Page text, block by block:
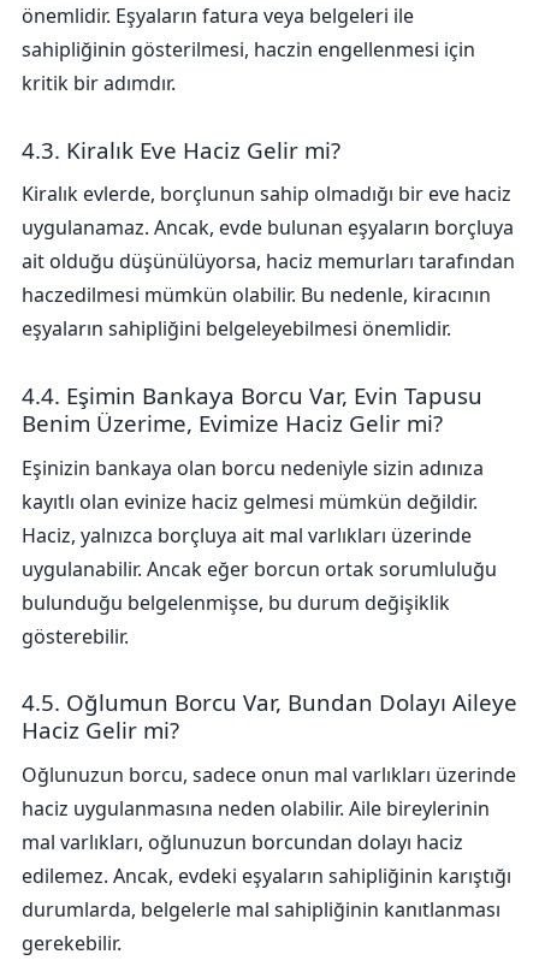
önemlidir. Eşyaların fatura veya belgeleri ile
sahipliğinin gösterilmesi, haczin engellenmesi için
kritik bir adımdır.
4.3. Kiralık Eve Haciz Gelir mi?
Kiralık evlerde, borçlunun sahip olmadığı bir eve haciz
uygulanamaz. Ancak, evde bulunan eşyaların borçluya
ait olduğu düşünülüyorsa, haciz memurları tarafından
haczedilmesi mümkün olabilir. Bu nedenle, kiracının
eşyaların sahipliğini belgeleyebilmesi önemlidir.
4.4. Eşimin Bankaya Borcu Var, Evin Tapusu
Benim Üzerime, Evimize Haciz Gelir mi?
Eşinizin bankaya olan borcu nedeniyle sizin adınıza
kayıtlı olan evinize haciz gelmesi mümkün değildir.
Haciz, yalnızca borçluya ait mal varlıkları üzerinde
uygulanabilir. Ancak eğer borcun ortak sorumluluğu
bulunduğu belgelenmişse, bu durum değişiklik
gösterebilir.
4.5. Oğlumun Borcu Var, Bundan Dolayı Aileye
Haciz Gelir mi?
Oğlunuzun borcu, sadece onun mal varlıkları üzerinde
haciz uygulanmasına neden olabilir. Aile bireylerinin
mal varlıkları, oğlunuzun borcundan dolayı haciz
edilemez. Ancak, evdeki eşyaların sahipliğinin karıştığı
durumlarda, belgelerle mal sahipliğinin kanıtlanması
gerekebilir.